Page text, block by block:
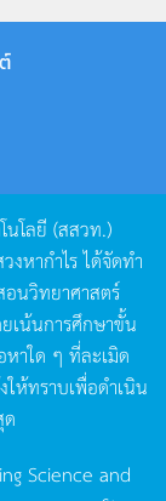
นโลยี (สสวท.)
งหากำไรได้จัดทำ
อนวิทยาศาสตร์
เน้นการศึกษาขั้น
าใด ๆ ที่ละเมิด
ให้ทราบเพื่อดำเนิน
Science and